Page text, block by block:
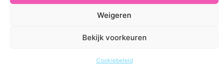
Weigeren
Bekijk voorkeuren
Cookiebeleid